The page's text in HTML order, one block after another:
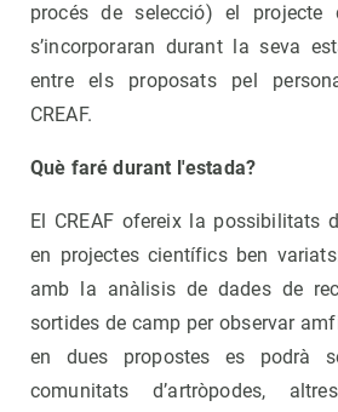
procés de selecció) el projecte
s’incorporaran durant la seva
entre els proposats pel
CREAF.
Què faré durant l'estada?
El CREAF ofereix la possibilitats
en projectes científics ben
amb la anàlisis de dades de
sortides de camp per observar
en dues propostes es podrà
comunitats d’artròpodes,